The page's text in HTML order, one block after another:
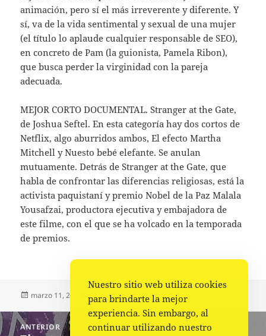
animación, pero sí el más irreverente y diferente. Y
sí, va de la vida sentimental y sexual de una mujer
(el título lo aplaude cualquier responsable de SEO),
en concreto de Pam (la guionista, Pamela Ribon),
que busca perder la virginidad con la pareja
adecuada.
MEJOR CORTO DOCUMENTAL. Stranger at the Gate,
de Joshua Seftel. En esta categoría hay dos cortos de
Netflix, algo aburridos ambos, El efecto Martha
Mitchell y Nuesto bebé elefante. Se anulan
mutuamente. Detrás de Stranger at the Gate, que
habla de confrontar las diferencias religiosas, está la
activista paquistaní y premio Nobel de la Paz Malala
Yousafzai, productora ejecutiva y embajadora de
este filme, con el que se ha volcado en la temporada
de premios.
Publicado
marzo 11, 2023 Autor
Fuente Categorías
Cultura
Navegación
de
ANTERIOR
Nuestro sitio web utiliza cookies
para brindarte la mejor
experiencia. Sin embargo, al
continuar utilizando nuestro